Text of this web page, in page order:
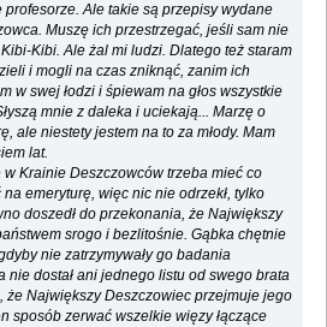
Ale takie są przepisy wydane
Muszę ich przestrzegać, jeśli sam nie
Kibi. Ale żal mi ludzi. Dlatego też staram
i mogli na czas zniknąć, zanim ich
w swej łodzi i śpiewam na głos wszystkie
mnie z daleka i uciekają... Marzę o
ale niestety jestem na to za młody. Mam
lat.
w Krainie Deszczowców trzeba mieć co
emeryturę, więc nic nie odrzekł, tylko
doszedł do przekonania, że Największy
srogo i bezlitośnie. Gąbka chętnie
nie zatrzymywały go badania
nie dostał ani jednego listu od swego brata
że Największy Deszczowiec przejmuje jego
sposób zerwać wszelkie więzy łączące